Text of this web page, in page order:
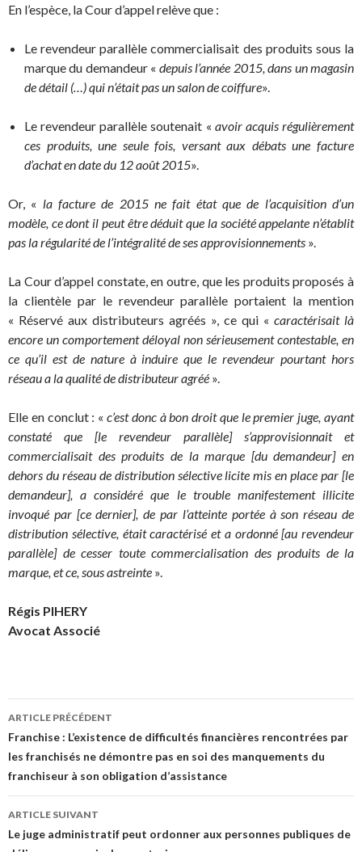
En l’espèce, la Cour d’appel relève que :
Le revendeur parallèle commercialisait des produits sous la
marque du demandeur « depuis l’année 2015, dans un magasin
de détail (…) qui n’était pas un salon de coiffure».
Le revendeur parallèle soutenait « avoir acquis régulièrement
ces produits, une seule fois, versant aux débats une facture
d’achat en date du 12 août 2015».
Or, « la facture de 2015 ne fait état que de l’acquisition d’un
modèle, ce dont il peut être déduit que la société appelante n’établit
pas la régularité de l’intégralité de ses approvisionnements ».
La Cour d’appel constate, en outre, que les produits proposés à
la clientèle par le revendeur parallèle portaient la mention
« Réservé aux distributeurs agréés », ce qui « caractérisait là
encore un comportement déloyal non sérieusement contestable, en
ce qu’il est de nature à induire que le revendeur pourtant hors
réseau a la qualité de distributeur agréé ».
Elle en conclut : « c’est donc à bon droit que le premier juge, ayant
constaté que [le revendeur parallèle] s’approvisionnait et
commercialisait des produits de la marque [du demandeur] en
dehors du réseau de distribution sélective licite mis en place par [le
demandeur], a considéré que le trouble manifestement illicite
invoqué par [ce dernier], de par l’atteinte portée à son réseau de
distribution sélective, était caractérisé et a ordonné [au revendeur
parallèle] de cesser toute commercialisation des produits de la
marque, et ce, sous astreinte ».
Régis PIHERY
Avocat Associé
Navigation
des
articles
ARTICLE PRÉCÉDENT
Franchise : L’existence de difficultés financières rencontrées par
les franchisés ne démontre pas en soi des manquements du
franchiseur à son obligation d’assistance
ARTICLE SUIVANT
Le juge administratif peut ordonner aux personnes publiques de